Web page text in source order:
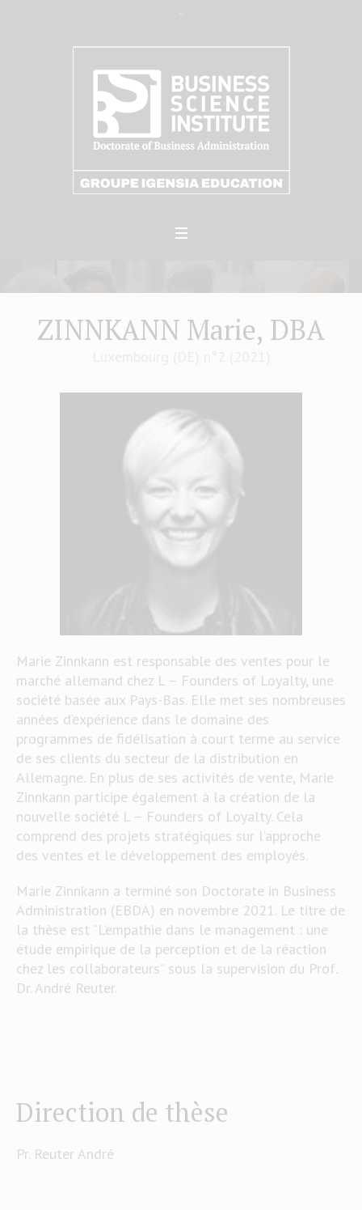
ZINNKANN Marie, DBA
Marie Zinnkann est responsable des ventes pour le
marché allemand chez L – Founders of Loyalty, une
société basée aux Pays-Bas. Elle met ses nombreuses
années d’expérience dans le domaine des
programmes de fidélisation à court terme au service
de ses clients du secteur de la distribution en
Allemagne. En plus de ses activités de vente, Marie
Zinnkann participe également à la création de la
nouvelle société L – Founders of Loyalty. Cela
comprend des projets stratégiques sur l’approche
des ventes et le développement des employés.
Marie Zinnkann a terminé son Doctorate in Business
Administration (EBDA) en novembre 2021. Le titre de
la thèse est “L’empathie dans le management : une
étude empirique de la perception et de la réaction
chez les collaborateurs” sous la supervision du Prof.
Dr. André Reuter.
Direction de thèse
Pr. Reuter André